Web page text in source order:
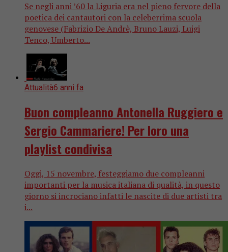
Se negli anni ’60 la Liguria era nel pieno fervore della
poetica dei cantautori con la celeberrima scuola
genovese (Fabrizio De Andrè, Bruno Lauzi, Luigi
Tenco, Umberto...
Attualità6 anni fa
Buon compleanno Antonella Ruggiero e
Sergio Cammariere! Per loro una
playlist condivisa
Oggi, 15 novembre, festeggiamo due compleanni
importanti per la musica italiana di qualità, in questo
giorno si incrociano infatti le nascite di due artisti tra
i...